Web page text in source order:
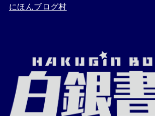
にほんブログ村